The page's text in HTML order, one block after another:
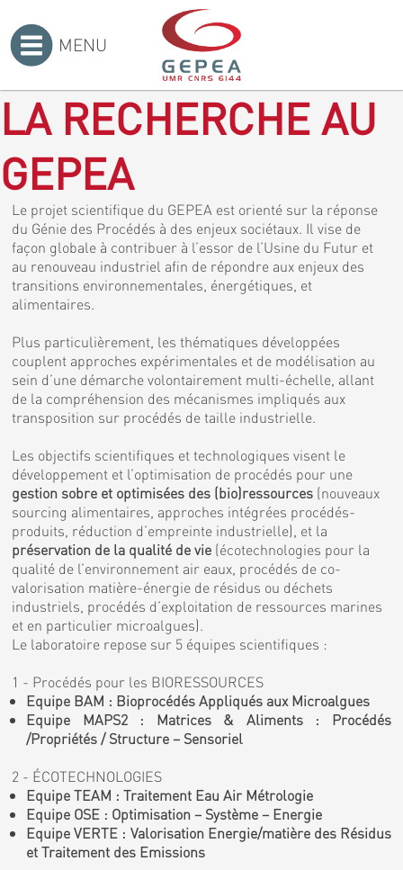
MENU
LA RECHERCHE AU
GEPEA
Le projet scientifique du GEPEA est orienté sur la réponse
du Génie des Procédés à des enjeux sociétaux. Il vise de
façon globale à contribuer à l’essor de l’Usine du Futur et
au renouveau industriel afin de répondre aux enjeux des
transitions environnementales, énergétiques, et
alimentaires.
Plus particulièrement, les thématiques développées
couplent approches expérimentales et de modélisation au
sein d’une démarche volontairement multi-échelle, allant
de la compréhension des mécanismes impliqués aux
transposition sur procédés de taille industrielle.
Les objectifs scientifiques et technologiques visent le
développement et l’optimisation de procédés pour une
gestion sobre et optimisées des (bio)ressources (nouveaux
sourcing alimentaires, approches intégrées procédés-
produits, réduction d’empreinte industrielle), et la
préservation de la qualité de vie (écotechnologies pour la
qualité de l’environnement air eaux, procédés de co-
valorisation matière-énergie de résidus ou déchets
industriels, procédés d’exploitation de ressources marines
et en particulier microalgues).
Le laboratoire repose sur 5 équipes scientifiques :
1 - Procédés pour les BIORESSOURCES
Equipe BAM : Bioprocédés Appliqués aux Microalgues
Equipe MAPS2 : Matrices & Aliments : Procédés
/Propriétés / Structure – Sensoriel
2 - ÉCOTECHNOLOGIES
Equipe TEAM : Traitement Eau Air Métrologie
Equipe OSE : Optimisation – Système – Energie
Equipe VERTE : Valorisation Energie/matière des Résidus
et Traitement des Emissions